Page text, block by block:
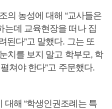
의 농성에 대해 “교사들은
는데 교육현장을 떠나 집
된다”고 말했다. 그는 또
치를 보지 말고 학부모, 학
쳐야 한다”고 주문했다.
대해 “학생인권조례는 특